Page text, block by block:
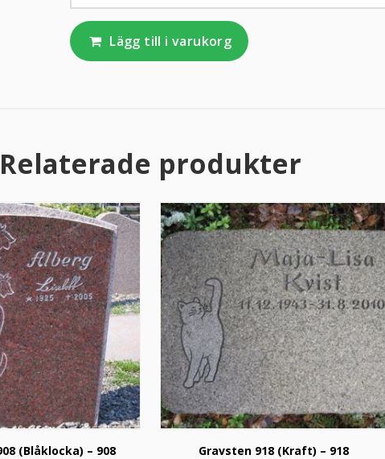
Lägg till i varukorg
Relaterade produkter
(Blåklocka) – 908 Gravsten 918 (Kraft) – 918